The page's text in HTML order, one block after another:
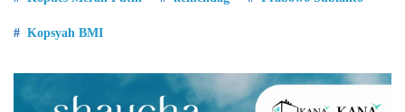
Kopsyah BMI